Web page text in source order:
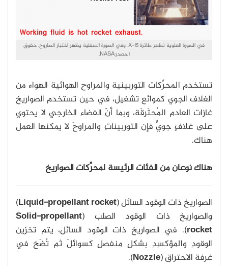
في الصورة العلوية تظهر طائرة X-15، وفي الصورة السفلية يظهر اختبار الصاروخ. حقوق
المصدر:NASA.
تستخدم المحرِّكات التوربينية والمراوح الهوائية الهواء من
الغلاف الجوي كموائع تشغيل، في حين تستخدم الصواريخ
غازات العادم المُحتَرِقَة، وبما أنّ الفضاء الخارجي لا يحتوي
على غلافٍ جويٍّ فإن التوربيناتِ والمراوحَ لا يمكنها العمل
هناك.
هناك نوعان من الفئات الرئيسة لمحرِّكات الصواريخ
الصواريخ ذات الوقود السائل (Liquid-propellant rocket
)
والصواريخ ذات الوقود الصلب (Solid-propellant
rocket). في الصواريخ ذات الوقود السائل، يتم تخزين
الوقودِ والمؤكسِدِ بشكلٍ منفصلٍ كسوائلَ ثم تُضَخ في
غرفة الاحتراق (Nozzle
).